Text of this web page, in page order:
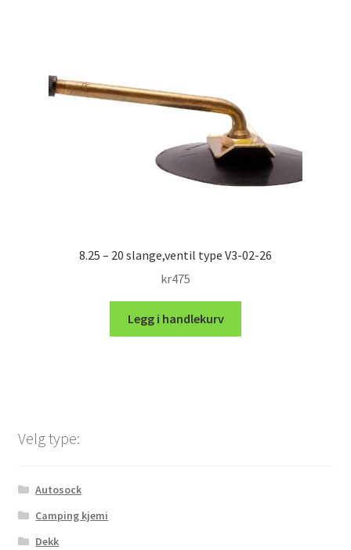
8.25 – 20 slange,ventil type V3-02-26
kr475
Legg i handlekurv
Velg type:
Autosock
Camping kjemi
Dekk